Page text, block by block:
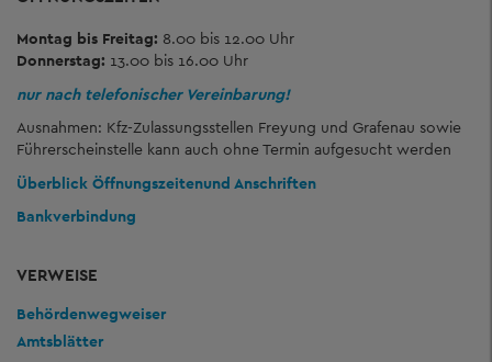
Montag bis Freitag: 8.00 bis 12.00 Uhr
Donnerstag: 13.00 bis 16.00 Uhr
nur nach telefonischer Vereinbarung!
Ausnahmen: Kfz-Zulassungsstellen Freyung und Grafenau sowie
Führerscheinstelle kann auch ohne Termin aufgesucht werden
Überblick Öffnungszeitenund Anschriften
Bankverbindung
VERWEISE
Behördenwegweiser
Amtsblätter